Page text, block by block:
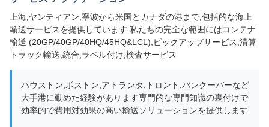
上海,ヤンティアン,寧波から米国とカナダの港まで,包括的な海上
輸送サービスを提供しています.私たちの完全な範囲にはコンテナ
輸送 (20GP/40GP/40HQ/45HQ&LCL),ピックアップサービス,清算
トラック輸送,統合,ラベル付け,検査サービス
ハウストン,ボストン,アトランタ,トロント,バンクーバーなど
大手港に勤めた経験があります専門的な専門知識の裏付けで
効率的で費用対効果の高い輸送ソリューションを提供します.